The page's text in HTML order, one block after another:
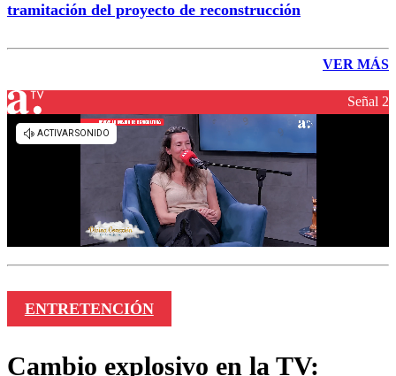
tramitación del proyecto de reconstrucción
VER MÁS
Señal 2
ENTRETENCIÓN
Cambio explosivo en la TV: